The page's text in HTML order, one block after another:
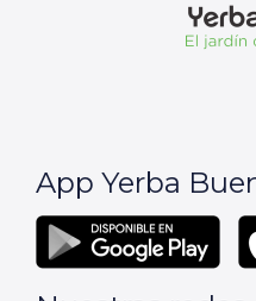
App Yerba